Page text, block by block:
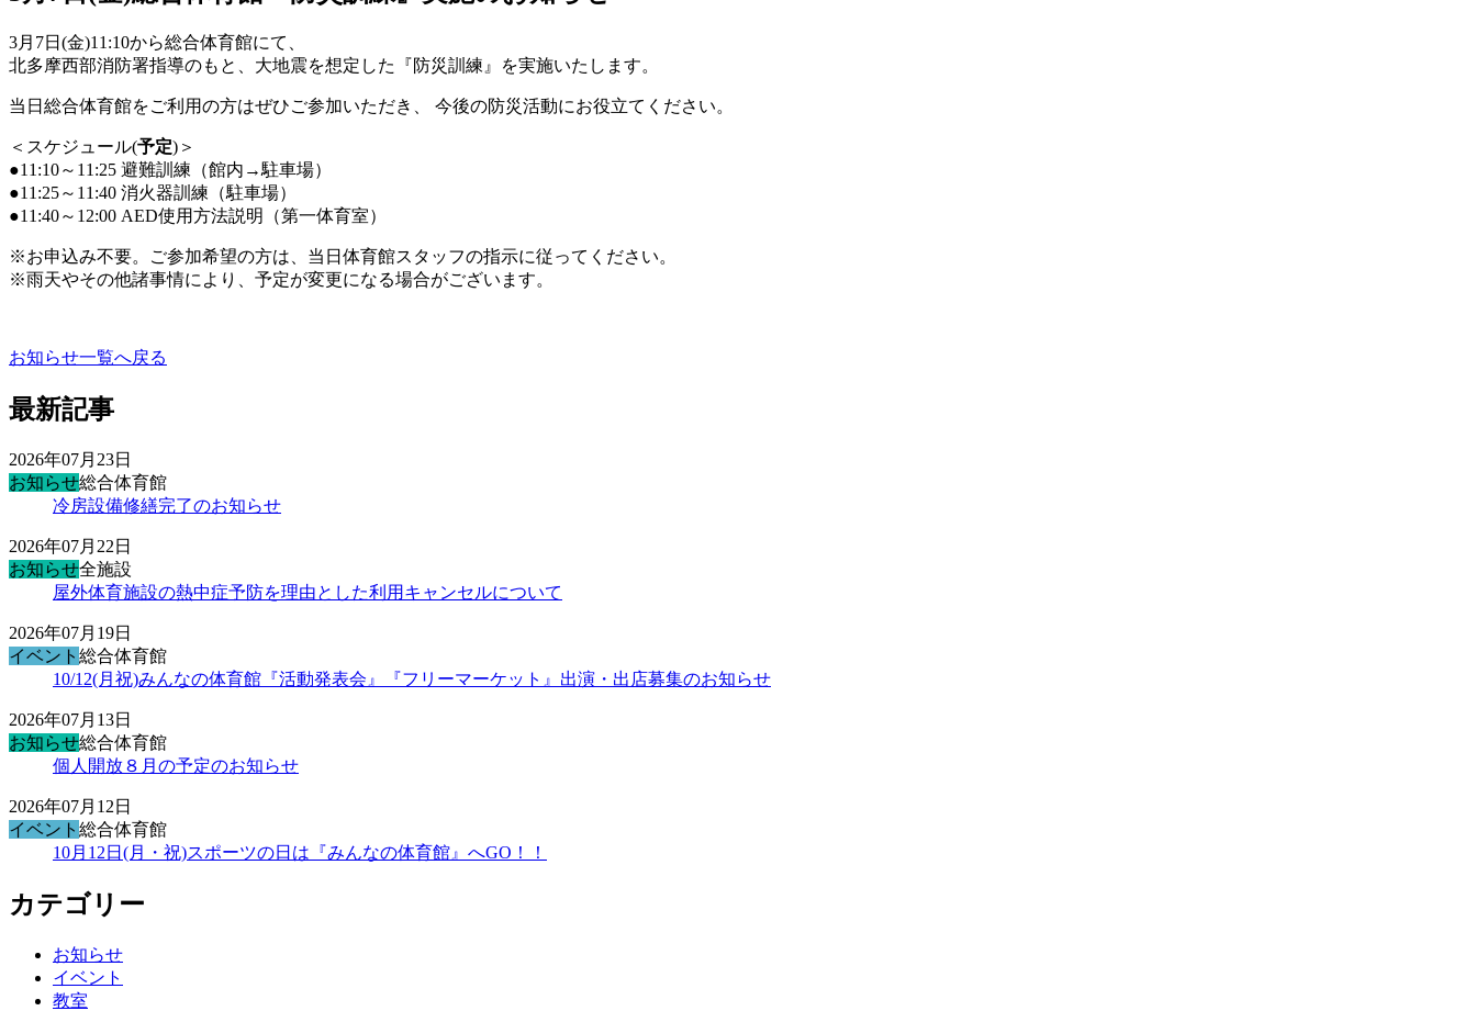
3月7日(金)11:10から総合体育館にて、
北多摩西部消防署指導のもと、大地震を想定した『防災訓練』を実施いたします。
当日総合体育館をご利用の方はぜひご参加いただき、 今後の防災活動にお役立てください。
＜スケジュール(予定)＞
●11:10～11:25 避難訓練（館内→駐車場）
●11:25～11:40 消火器訓練（駐車場）
●11:40～12:00 AED使用方法説明（第一体育室）
※お申込み不要。ご参加希望の方は、当日体育館スタッフの指示に従ってください。
※雨天やその他諸事情により、予定が変更になる場合がございます。
お知らせ一覧へ戻る
最新記事
2026年07月23日
お知らせ総合体育館
冷房設備修繕完了のお知らせ
2026年07月22日
お知らせ全施設
屋外体育施設の熱中症予防を理由とした利用キャンセルについて
2026年07月19日
イベント 総合体育館
10/12(月祝)みんなの体育館『活動発表会』『フリーマーケット』出演・出店募集のお知らせ
2026年07月13日
お知らせ総合体育館
個人開放８月の予定のお知らせ
2026年07月12日
イベント 総合体育館
10月12日(月・祝)スポーツの日は『みんなの体育館』へGO！！
カテゴリー
お知らせ
イベント
教室